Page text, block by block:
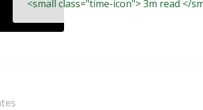
<small class="time-icon"> 3m read </